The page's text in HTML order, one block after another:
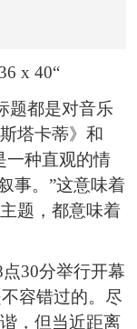
x 40“
都是对音乐
塔卡蒂》和
一种直观的情
事。”这意味着
题，都意味着
30分举行开幕
容错过的。尽
，但当近距离